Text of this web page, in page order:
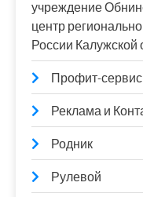
учреждение
центр
России Калужской
Профит-сервис
Реклама и
Родник
Рулевой